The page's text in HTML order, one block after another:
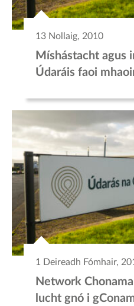
13 Nollaig, 2010
Míshástacht agus
Údaráis faoi
1 Deireadh Fómhair,
Network
lucht gnó i